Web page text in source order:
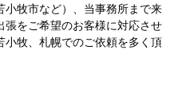
小牧市など）、当事務所まで来
張をご希望のお客様に対応させ
小牧、札幌でのご依頼を多く頂